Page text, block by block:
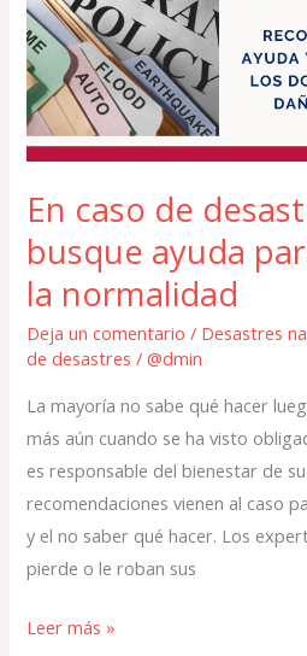
En caso de
busque ayuda
la normalidad
Deja un comentario / Desastres
de desastres /@dmin
La mayoría no sabe qué hacer
más aún cuando se ha visto
es responsable del bienestar de
recomendaciones vienen al caso
y el no saber qué hacer. Los
pierde o le roban sus
desastres
naturales
busque
ayuda
para
a
la
normalidad
Leer más »